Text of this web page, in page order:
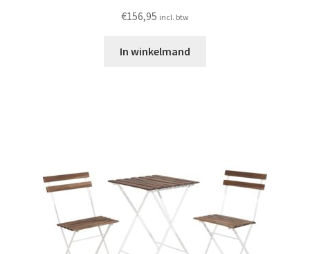
€156,95 incl. btw
In winkelmand